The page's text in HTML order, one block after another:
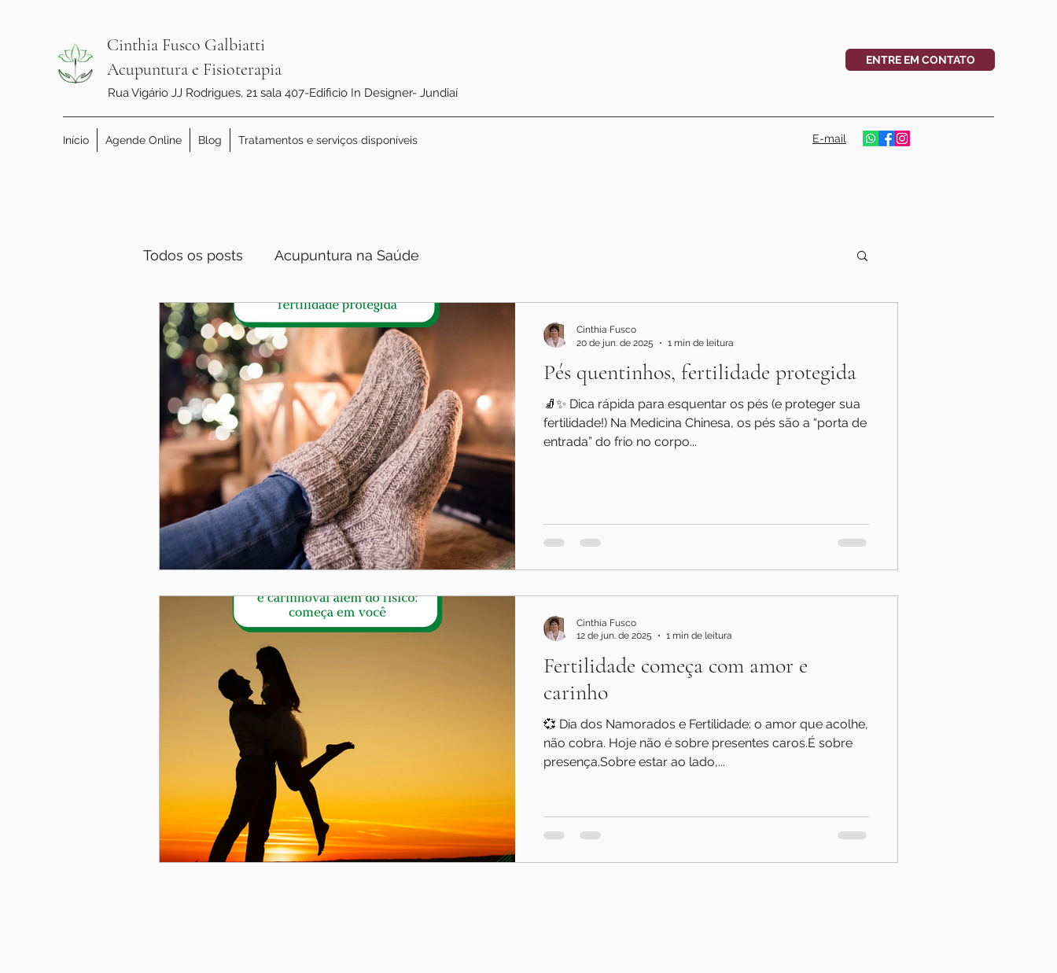
Cinthia Fusco Galbiatti
Acupuntura e Fisioterapia
Rua Vigário JJ Rodrigues, 21 sala 407-Edificio In Designer- Jundiaí
ENTRE EM CONTATO
Início Agende Online Blog Tratamentos e serviços disponíveis E-mail
Todos os posts Acupuntura na Saúde
Pés quentinhos, fertilidade protegida
🧦✨ Dica rápida para esquentar os pés (e proteger sua
fertilidade!) Na Medicina Chinesa, os pés são a “porta de
entrada” do frio no corpo...
Cinthia Fusco
20 de jun. de 2025
1 min de leitura
Fertilidade começa com amor e
carinho
💞 Dia dos Namorados e Fertilidade: o amor que acolhe,
não cobra. Hoje não é sobre presentes caros.É sobre
presença.Sobre estar ao lado,...
Cinthia Fusco
12 de jun. de 2025
1 min de leitura